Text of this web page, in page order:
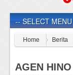
Home Berita
AGEN